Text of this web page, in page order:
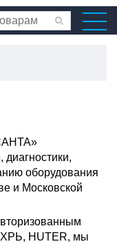
диагностики,
оборудования
и Московской
HUTER, мы